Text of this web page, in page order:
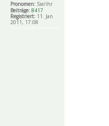
Pronomen: Sie/ihr
Beiträge: 8417
Registriert: 11. Jan
2011, 17:08